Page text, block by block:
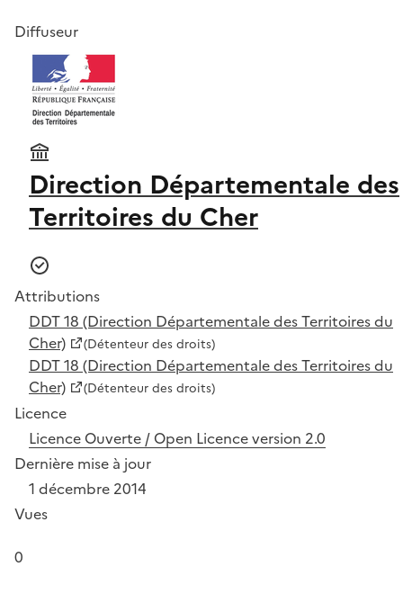
Diffuseur
Direction Départementale des
Territoires du Cher
Attributions
DDT 18 (Direction Départementale des Territoires du
Cher)
(Détenteur des droits)
DDT 18 (Direction Départementale des Territoires du
Cher)
(Détenteur des droits)
Licence
Licence Ouverte / Open Licence version 2.0
Dernière mise à jour
1 décembre 2014
Vues
0